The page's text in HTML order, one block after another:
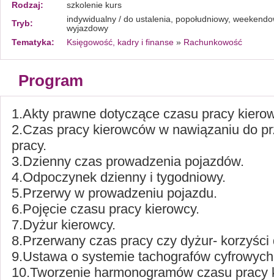
Rodzaj:
szkolenie kurs
Tryb:
indywidualny / do ustalenia, popołudniowy,
wyjazdowy
Tematyka:
Księgowość, kadry i finanse » Rachunkowość
Program
1.Akty prawne dotyczące czasu pracy
2.Czas pracy kierowców w nawiązaniu do
pracy.
3.Dzienny czas prowadzenia pojazdów.
4.Odpoczynek dzienny i tygodniowy.
5.Przerwy w prowadzeniu pojazdu.
6.Pojęcie czasu pracy kierowcy.
7.Dyżur kierowcy.
8.Przerwany czas pracy czy dyżur- korzyści
9.Ustawa o systemie tachografów
10.Tworzenie harmonogramów czasu pracy